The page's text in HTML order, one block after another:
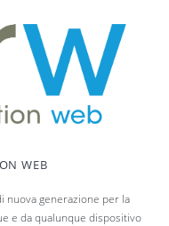
WEB
nuova generazione per la
e da qualunque dispositivo